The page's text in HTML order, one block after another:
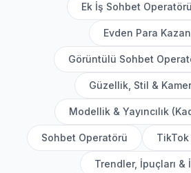
Ek İş Sohbet
Evden Para
Görüntülü Sohbet
Güzellik, Stil &
Modellik & Yayıncılık
Sohbet Operatörü TikTok
Trendler, İpuçları &